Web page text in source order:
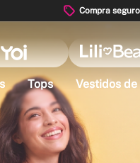
Compra
Tops Vestidos de